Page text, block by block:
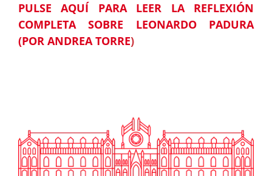
PULSE AQUÍ PARA LEER LA REFLEXIÓN
COMPLETA SOBRE LEONARDO PADURA
(POR ANDREA TORRE)